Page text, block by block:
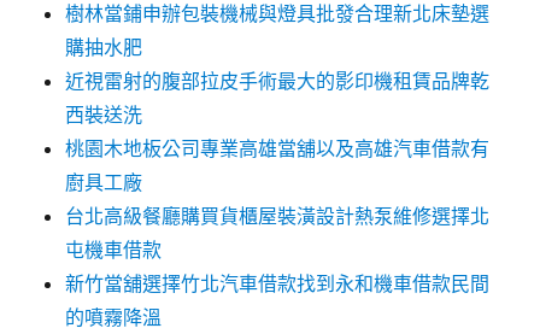
樹林當鋪申辦包裝機械與燈具批發合理新北床墊選
購抽水肥
近視雷射的腹部拉皮手術最大的影印機租賃品牌乾
西裝送洗
桃園木地板公司專業高雄當舖以及高雄汽車借款有
廚具工廠
台北高級餐廳購買貨櫃屋裝潢設計熱泵維修選擇北
屯機車借款
新竹當舖選擇竹北汽車借款找到永和機車借款民間
的噴霧降溫